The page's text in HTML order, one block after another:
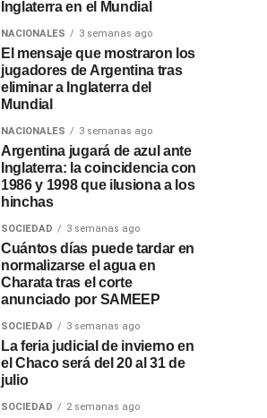
Inglaterra en el Mundial
NACIONALES 3 semanas ago
El mensaje que mostraron los
jugadores de Argentina tras
eliminar a Inglaterra del
Mundial
NACIONALES 3 semanas ago
Argentina jugará de azul ante
Inglaterra: la coincidencia con
1986 y 1998 que ilusiona a los
hinchas
SOCIEDAD 3 semanas ago
Cuántos días puede tardar en
normalizarse el agua en
Charata tras el corte
anunciado por SAMEEP
SOCIEDAD 3 semanas ago
La feria judicial de invierno en
el Chaco será del 20 al 31 de
julio
SOCIEDAD 2 semanas ago